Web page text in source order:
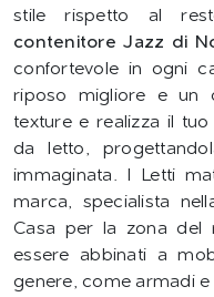
stile rispetto al
contenitore Jazz di
confortevole in ogni
riposo migliore e un
texture e realizza il
da letto,
immaginata. I Letti
marca, specialista
Casa per la zona del
essere abbinati a
genere, come armadi